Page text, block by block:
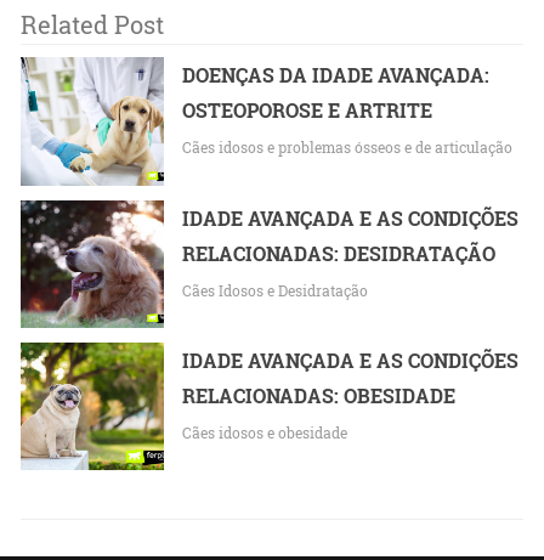
Related Post
DOENÇAS DA IDADE AVANÇADA:
OSTEOPOROSE E ARTRITE
Cães idosos e problemas ósseos e de articulação
IDADE AVANÇADA E AS CONDIÇÕES
RELACIONADAS: DESIDRATAÇÃO
Cães Idosos e Desidratação
IDADE AVANÇADA E AS CONDIÇÕES
RELACIONADAS: OBESIDADE
Cães idosos e obesidade